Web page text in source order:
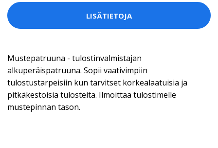
LISÄTIETOJA
Mustepatruuna - tulostinvalmistajan
alkuperäispatruuna. Sopii vaativimpiin
tulostustarpeisiin kun tarvitset korkealaatuisia ja
pitkäkestoisia tulosteita. Ilmoittaa tulostimelle
mustepinnan tason.